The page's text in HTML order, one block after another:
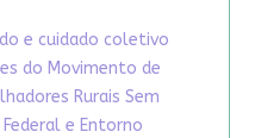
e cuidado coletivo
do Movimento de
Rurais Sem
e Entorno